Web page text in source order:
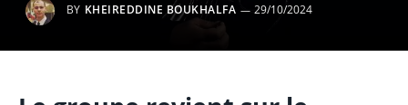
BY KHEIREDDINE BOUKHALFA 29/10/2024